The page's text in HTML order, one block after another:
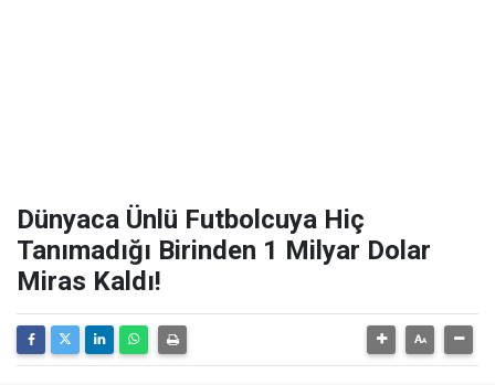
Dünyaca Ünlü Futbolcuya Hiç
Tanımadığı Birinden 1 Milyar Dolar
Miras Kaldı!